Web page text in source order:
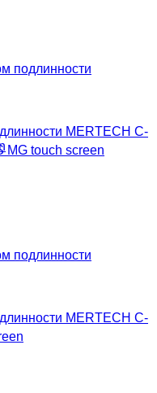
MERTECH C-
MERTECH C-